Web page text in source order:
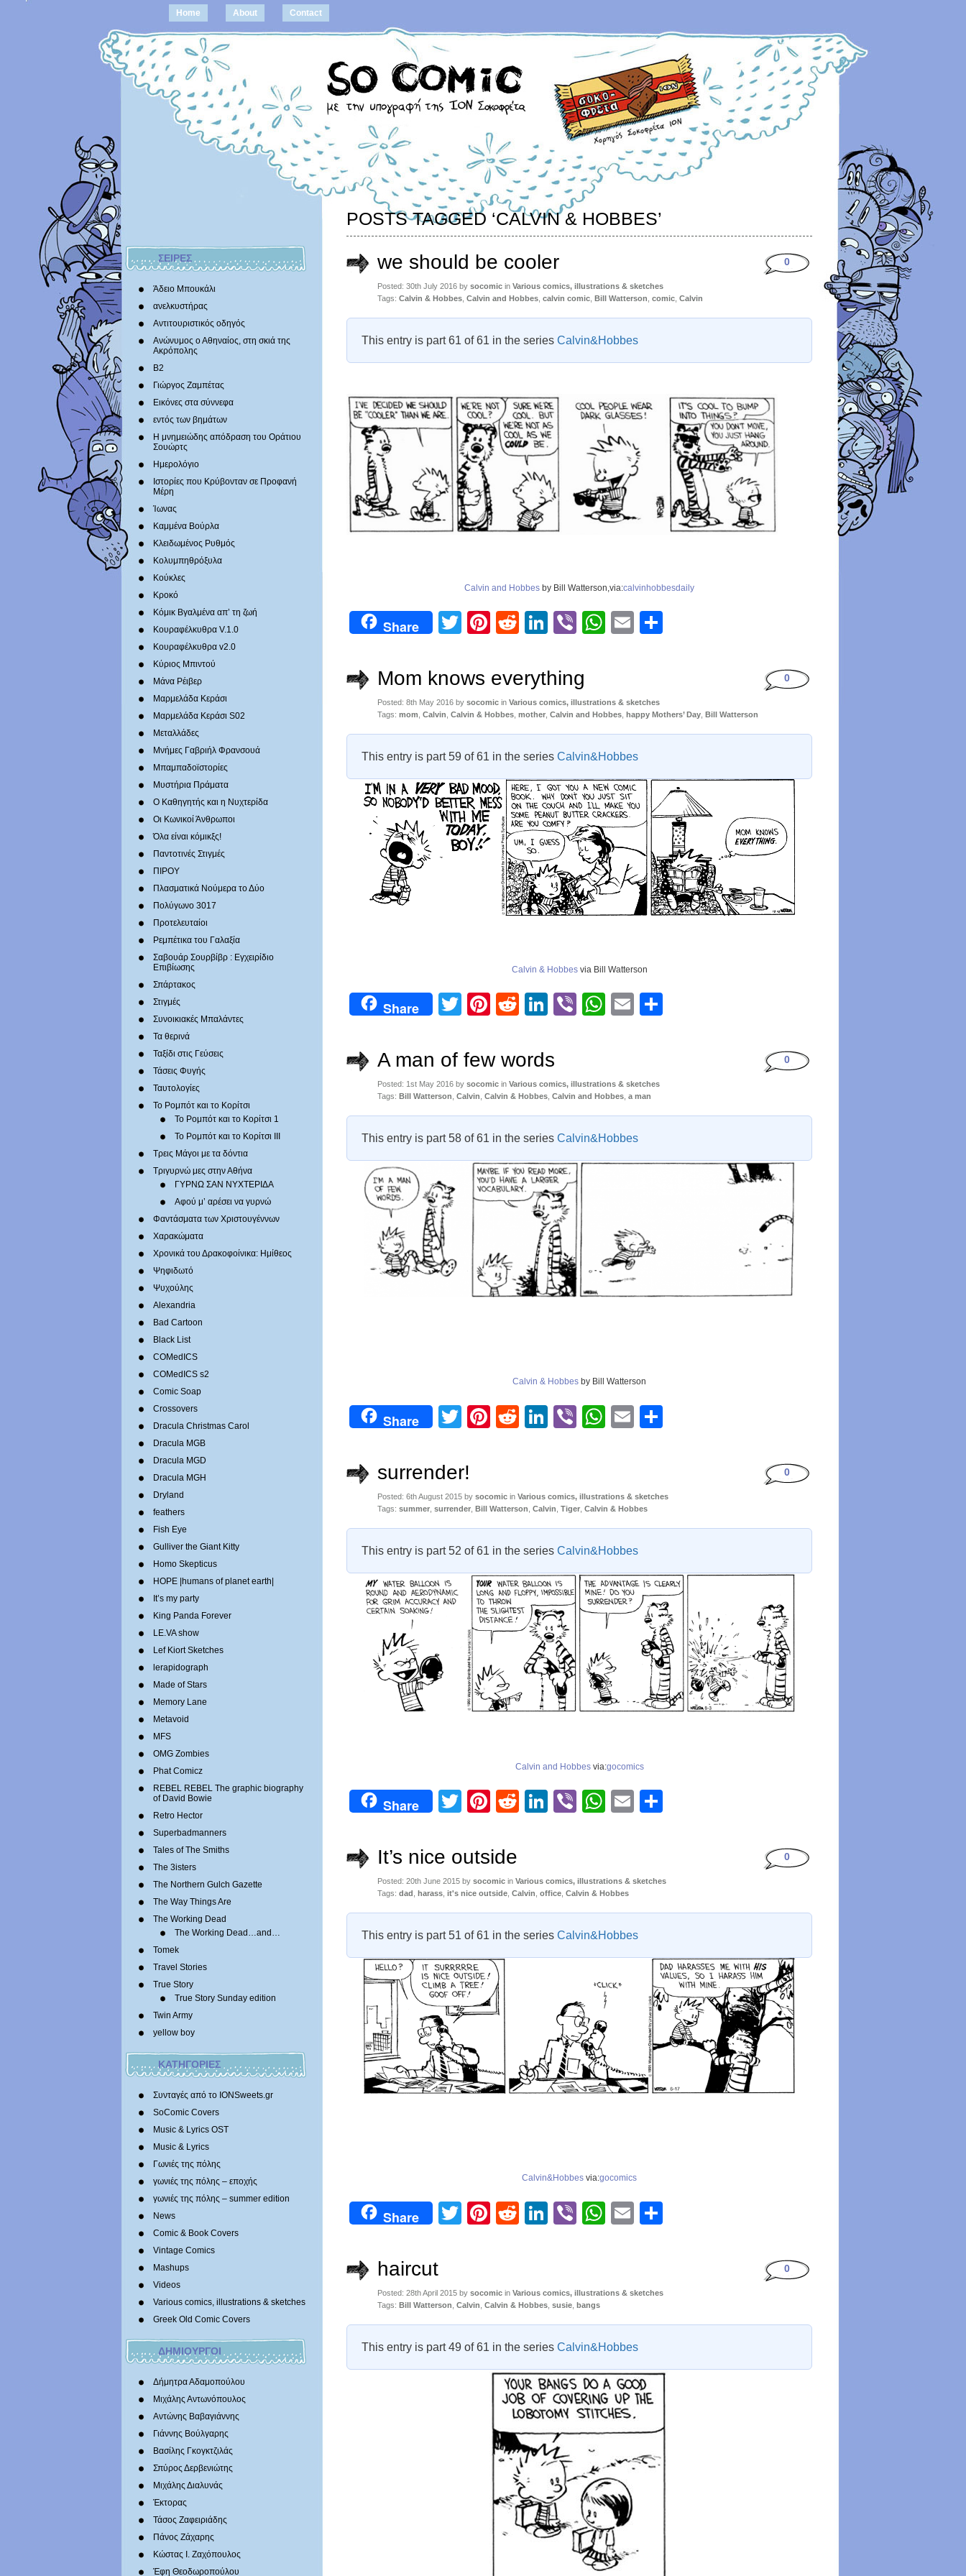
Home About Contact
ΣΕΙΡΕΣ
Άδειο Μπουκάλι
ανελκυστήρας
Αντιτουριστικός οδηγός
Ανώνυμος ο Αθηναίος, στη σκιά της
Ακρόπολης
Β2
Γιώργος Ζαμπέτας
Εικόνες στα σύννεφα
εντός των βημάτων
Η μνημειώδης απόδραση του Οράτιου
Σουώρτς
Ημερολόγιο
Ιστορίες που Κρύβονταν σε Προφανή
Μέρη
Ίωνας
Καμμένα Βούρλα
Κλειδωμένος Ρυθμός
Κολυμπηθρόξυλα
Κούκλες
Κροκό
Κόμικ Βγαλμένα απ’ τη ζωή
Κουραφέλκυθρα V.1.0
Κουραφέλκυθρα v2.0
Κύριος Μπιντού
Μάνα Ρέιβερ
Μαρμελάδα Κεράσι
Μαρμελάδα Κεράσι S02
Μεταλλάδες
Mνήμες Γαβριήλ Φρανσουά
Μπαμπαδοϊστορίες
Μυστήρια Πράματα
Ο Καθηγητής και η Νυχτερίδα
Οι Κωνικοί Άνθρωποι
Όλα είναι κόμικξς!
Παντοτινές Στιγμές
ΠΙΡΟΥ
Πλασματικά Νούμερα το Δύο
Πολύγωνο 3017
Προτελευταίοι
Ρεμπέτικα του Γαλαξία
Σαβουάρ Σουρβίβρ : Εγχειρίδιο
Επιβίωσης
Σπάρτακος
Στιγμές
Συνοικιακές Μπαλάντες
Τα θερινά
Ταξίδι στις Γεύσεις
Τάσεις Φυγής
Ταυτολογίες
Το Ρομπότ και το Κορίτσι
Το Ρομπότ και το Κορίτσι 1
Το Ρομπότ και το Κορίτσι III
Τρεις Μάγοι με τα δόντια
Τριγυρνώ μες στην Αθήνα
ΓΥΡΝΩ ΣΑΝ ΝΥΧΤΕΡΙΔΑ
Αφού μ’ αρέσει να γυρνώ
Φαντάσματα των Χριστουγέννων
Χαρακώματα
Χρονικά του Δρακοφοίνικα: Ημίθεος
Ψηφιδωτό
Ψυχούλης
Alexandria
Bad Cartoon
Black List
COMedICS
COMedICS s2
Comic Soap
Crossovers
Dracula Christmas Carol
Dracula MGB
Dracula MGD
Dracula MGH
Dryland
feathers
Fish Eye
Gulliver the Giant Kitty
Homo Skepticus
HOPE |humans of planet earth|
It’s my party
King Panda Forever
LE.VA show
Lef Kiort Sketches
lerapidograph
Made of Stars
Memory Lane
Metavoid
MFS
OMG Zombies
Phat Comicz
REBEL REBEL The graphic biography
of David Bowie
Retro Hector
Superbadmanners
Tales of The Smiths
The 3isters
The Northern Gulch Gazette
The Way Things Are
The Working Dead
The Working Dead…and…
Tomek
Travel Stories
True Story
True Story Sunday edition
Twin Army
yellow boy
ΚΑΤΗΓΟΡΙΕΣ
Συνταγές από το IONSweets.gr
SoComic Covers
Music & Lyrics OST
Music & Lyrics
Γωνιές της πόλης
γωνιές της πόλης – εποχής
γωνιές της πόλης – summer edition
News
Comic & Book Covers
Vintage Comics
Mashups
Videos
Various comics, illustrations & sketches
Greek Old Comic Covers
ΔΗΜΙΟΥΡΓΟΙ
Δήμητρα Αδαμοπούλου
Μιχάλης Αντωνόπουλος
Αντώνης Βαβαγιάννης
Γιάννης Βούλγαρης
Βασίλης Γκογκτζιλάς
Σπύρος Δερβενιώτης
Mιχάλης Διαλυνάς
Έκτορας
Τάσος Ζαφειριάδης
Πάνος Ζάχαρης
Κώστας Ι. Ζαχόπουλoς
Έφη Θεοδωροπούλου
POSTS TAGGED ‘CALVIN & HOBBES’
we should be cooler
Posted: 30th July 2016 by socomic in Various comics, illustrations & sketches
Tags: Calvin & Hobbes Calvin and Hobbes calvin comic Bill Watterson comic Calvin
0
This entry is part 61 of 61 in the series Calvin&Hobbes
Calvin and Hobbes by Bill Watterson,via:calvinhobbesdaily
Share Twitter
Pinterest
RedditLinkedIn
ViberWhatsApp
Email
Mom knows everything
Posted: 8th May 2016 by socomic in Various comics, illustrations & sketches
Tags: mom Calvin Calvin & Hobbes mother Calvin and Hobbes happy Mothers’ Day Bill Watterson
0
This entry is part 59 of 61 in the series Calvin&Hobbes
Calvin & Hobbesvia Bill Watterson
Share Twitter
Pinterest
RedditLinkedIn
ViberWhatsApp
Email
A man of few words
Posted: 1st May 2016 by socomic in Various comics, illustrations & sketches
Tags: Bill Watterson Calvin Calvin & Hobbes Calvin and Hobbes a man
0
This entry is part 58 of 61 in the series Calvin&Hobbes
Calvin & Hobbes by Bill Watterson
Share Twitter
Pinterest
RedditLinkedIn
ViberWhatsApp
Email
surrender!
Posted: 6th August 2015 by socomic in Various comics, illustrations & sketches
Tags: summer surrender Bill Watterson Calvin Tiger Calvin & Hobbes
0
This entry is part 52 of 61 in the series Calvin&Hobbes
Calvin and Hobbesvia:gocomics
Share Twitter
Pinterest
RedditLinkedIn
ViberWhatsApp
Email
It’s nice outside
Posted: 20th June 2015 by socomic in Various comics, illustrations & sketches
Tags: dad harass it's nice outside Calvin office Calvin & Hobbes
0
This entry is part 51 of 61 in the series Calvin&Hobbes
Calvin&Hobbes via:gocomics
Share Twitter
Pinterest
RedditLinkedIn
ViberWhatsApp
Email
haircut
Posted: 28th April 2015 by socomic in Various comics, illustrations & sketches
Tags: Bill Watterson Calvin Calvin & Hobbes susie bangs
0
This entry is part 49 of 61 in the series Calvin&Hobbes